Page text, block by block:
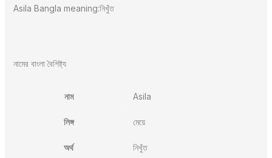
Asila Bangla meaning:নিখুঁত
নামের বাংলা বৈশিষ্ট্য
নাম Asila
লিঙ্গ মেয়ে
অর্থ নিখুঁত